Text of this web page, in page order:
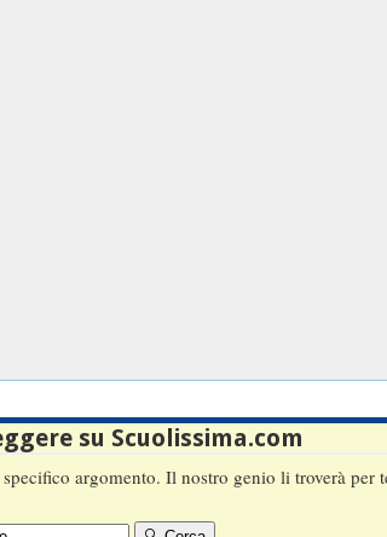
su Scuolissima.com
argomento. Il nostro genio li troverà per